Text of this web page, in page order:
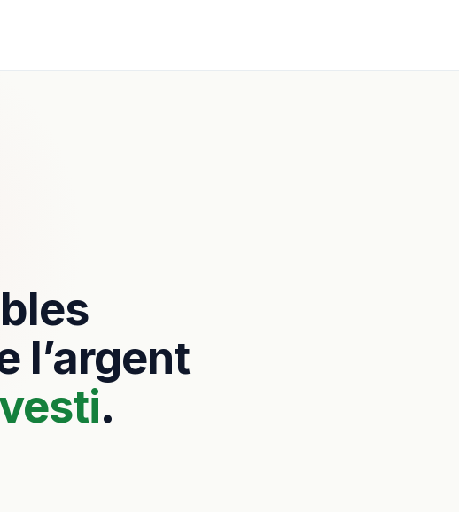
l’argent
.